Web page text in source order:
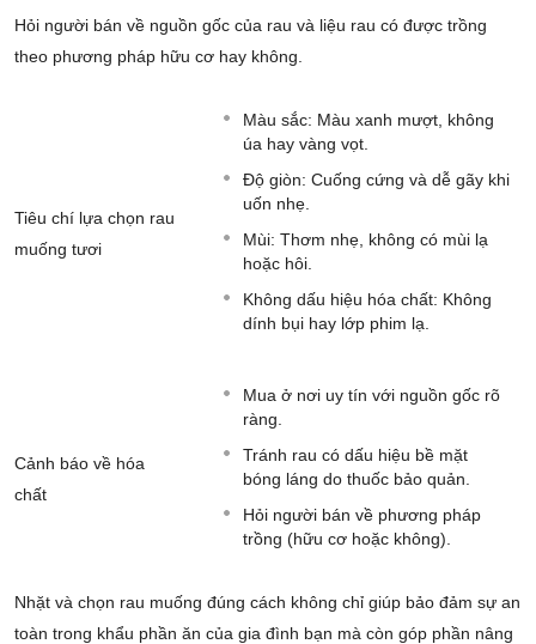
Hỏi người bán về nguồn gốc của rau và liệu rau có được trồng
theo phương pháp hữu cơ hay không.
Tiêu chí lựa chọn rau
muống tươi
Màu sắc: Màu xanh mượt, không
úa hay vàng vọt.
Độ giòn: Cuống cứng và dễ gãy khi
uốn nhẹ.
Mùi: Thơm nhẹ, không có mùi lạ
hoặc hôi.
Không dấu hiệu hóa chất: Không
dính bụi hay lớp phim lạ.
Cảnh báo về hóa
chất
Mua ở nơi uy tín với nguồn gốc rõ
ràng.
Tránh rau có dấu hiệu bề mặt
bóng láng do thuốc bảo quản.
Hỏi người bán về phương pháp
trồng (hữu cơ hoặc không).
Nhặt và chọn rau muống đúng cách không chỉ giúp bảo đảm sự an
toàn trong khẩu phần ăn của gia đình bạn mà còn góp phần nâng